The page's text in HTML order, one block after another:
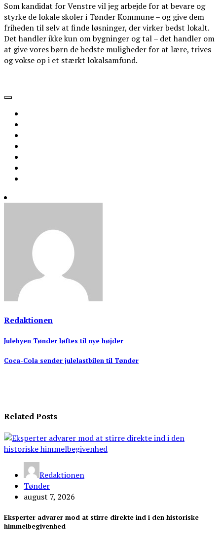
Som kandidat for Venstre vil jeg arbejde for at bevare og
styrke de lokale skoler i Tønder Kommune – og give dem
friheden til selv at finde løsninger, der virker bedst lokalt.
Det handler ikke kun om bygninger og tal – det handler om
at give vores børn de bedste muligheder for at lære, trives
og vokse op i et stærkt lokalsamfund.
Redaktionen
Indlægsnavigation
Julebyen Tønder løftes til nye højder
Coca-Cola sender julelastbilen til Tønder
Related Posts
Redaktionen
Tønder
august 7, 2026
Eksperter advarer mod at stirre direkte ind i den historiske
himmelbegivenhed